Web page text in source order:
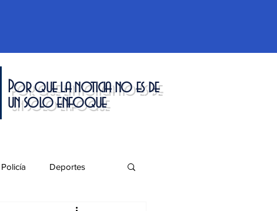
Por que la noticia no es de
un solo enfoque
Policía Deportes